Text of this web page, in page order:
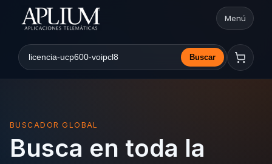
Abrir
Menú
Buscar en la web Buscar
BUSCADOR GLOBAL
Busca en toda la